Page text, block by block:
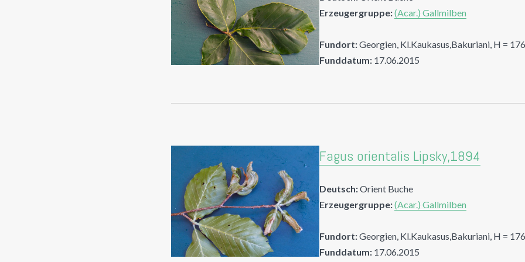
Erzeugergruppe:(Acar.) Gallmilben
Fundort:Georgien, Kl.Kaukasus,Bakuriani, H =
Funddatum: 17.06.2015
Fagus orientalis Lipsky,1894
Deutsch:Orient Buche
Erzeugergruppe:(Acar.) Gallmilben
Fundort:Georgien, Kl.Kaukasus,Bakuriani, H =
Funddatum: 17.06.2015